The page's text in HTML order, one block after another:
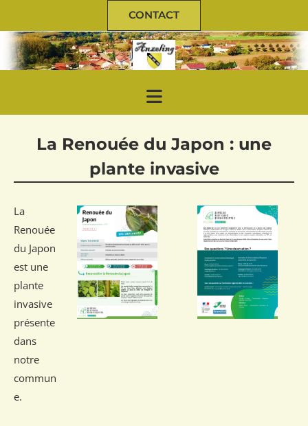
CONTACT
La Renouée du Japon : une
plante invasive
La
Renouée
du Japon
est une
plante
invasive
présente
dans
notre
commun
e.